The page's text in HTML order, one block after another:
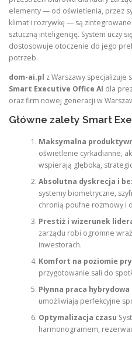
elementy — od oświetlenia, przez
klimat i rozrywkę — są
sztuczną inteligencję. System uczy
dostosowuje otoczenie do jego
potrzeb.
dom-ai.pl z Warszawy specjalizuje
Smart Executive Office AI dla
oraz firm nowej generacji w
Główne zalety Smart
Maksymalna
oświetlenie cyrkadianne,
wspierają głęboką,
Absolutna dyskrecja i
systemy biometryczne,
chronią poufne rozmowy i
Prestiż i wizerunek
zarządu robi ogromne
inwestorach.
Komfort na poziomie
przygotowanie sali do
Płynna praca hybrydowa
umożliwiają perfekcyjne
Optymalizacja czasu
harmonogramem,